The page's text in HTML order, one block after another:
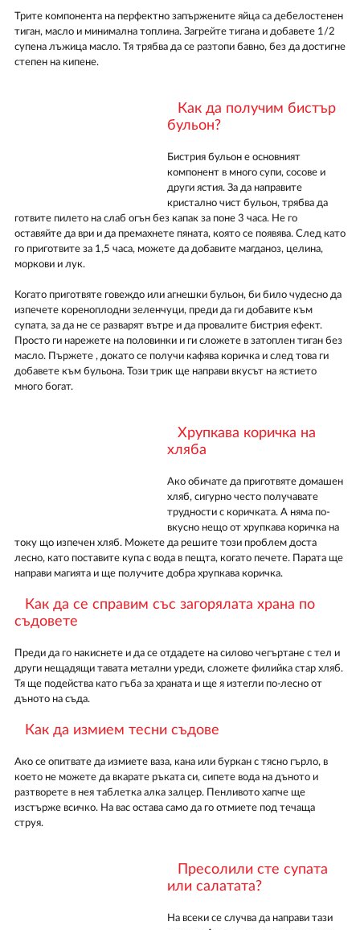
Трите компонента на перфектно запържените яйца са дебелостенен
тиган, масло и минимална топлина. Загрейте тигана и добавете 1/2
супена лъжица масло. Тя трябва да се разтопи бавно, без да достигне
степен на кипене.
Как да получим бистър
бульон?
Бистрия бульон е основният
компонент в много супи, сосове и
други ястия. За да направите
кристално чист бульон, трябва да
готвите пилето на слаб огън без капак за поне 3 часа. Не го
оставяйте да ври и да премахнете пяната, която се появява. След като
го приготвите за 1,5 часа, можете да добавите магданоз, целина,
моркови и лук.
Когато приготвяте говеждо или агнешки бульон, би било чудесно да
изпечете кореноплодни зеленчуци, преди да ги добавите към
супата, за да не се разварят вътре и да провалите бистрия ефект.
Просто ги нарежете на половинки и ги сложете в затоплен тиган без
масло. Пържете , докато се получи кафява коричка и след това ги
добавете към бульона. Този трик ще направи вкусът на ястието
много богат.
Хрупкава коричка на
хляба
Ако обичате да приготвяте домашен
хляб, сигурно често получавате
трудности с коричката. А няма по-
вкусно нещо от хрупкава коричка на
току що изпечен хляб. Можете да решите този проблем доста
лесно, като поставите купа с вода в пещта, когато печете. Парата ще
направи магията и ще получите добра хрупкава коричка.
Как да се справим със загорялата храна по
съдовете
Преди да го накиснете и да се отдадете на силово чегъртане с тел и
други нещадящи тавата метални уреди, сложете филийка стар хляб.
Тя ще подейства като гъба за храната и ще я изтегли по-лесно от
дъното на съда.
Как да измием тесни съдове
Ако се опитвате да измиете ваза, кана или буркан с тясно гърло, в
което не можете да вкарате ръката си, сипете вода на дъното и
разтворете в нея таблетка алка залцер. Пенливото хапче ще
изстърже всичко. На вас остава само да го отмиете под течаща
струя.
Пресолили сте супата
или салатата?
На всеки се случва да направи тази